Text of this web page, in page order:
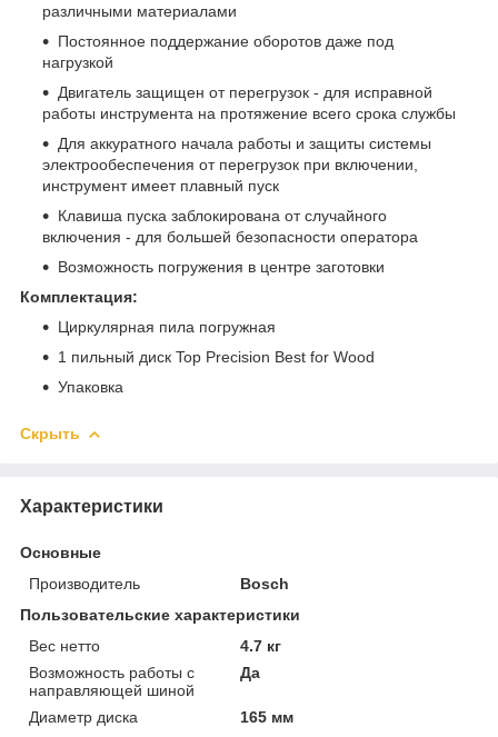
различными материалами
Постоянное поддержание оборотов даже под
нагрузкой
Двигатель защищен от перегрузок - для исправной
работы инструмента на протяжение всего срока службы
Для аккуратного начала работы и защиты системы
электрообеспечения от перегрузок при включении,
инструмент имеет плавный пуск
Клавиша пуска заблокирована от случайного
включения - для большей безопасности оператора
Возможность погружения в центре заготовки
Комплектация:
Циркулярная пила погружная
1 пильный диск Top Precision Best for Wood
Упаковка
Скрыть
Характеристики
Основные
Производитель
Bosch
Пользовательские характеристики
Вес нетто
4.7 кг
Возможность работы с
направляющей шиной
Да
Диаметр диска
165 мм